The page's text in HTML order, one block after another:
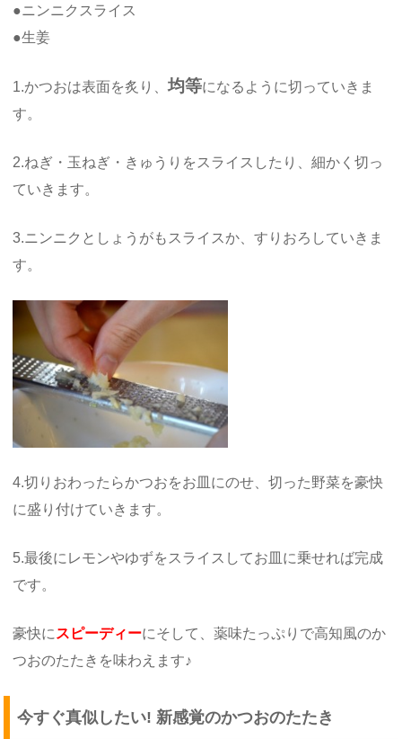
●ニンニクスライス
●生姜
1.かつおは表面を炙り、均等になるように切っていきま
す。
2.ねぎ・玉ねぎ・きゅうりをスライスしたり、細かく切っ
ていきます。
3.ニンニクとしょうがもスライスか、すりおろしていきま
す。
4.切りおわったらかつおをお皿にのせ、切った野菜を豪快
に盛り付けていきます。
5.最後にレモンやゆずをスライスしてお皿に乗せれば完成
です。
豪快に スピーディーにそして、薬味たっぷりで高知風のか
つおのたたきを味わえます♪
今すぐ真似したい! 新感覚のかつおのたたき